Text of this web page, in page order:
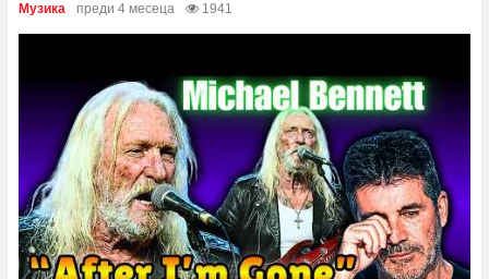
Музика преди 4 месеца 1941